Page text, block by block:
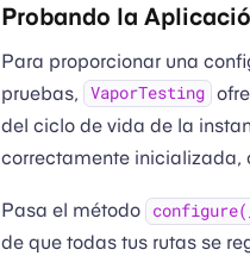
Probando la
Para proporcionar una
pruebas,
VaporTesting
del ciclo de vida de la
correctamente
Pasa el método
de que todas tus rutas se